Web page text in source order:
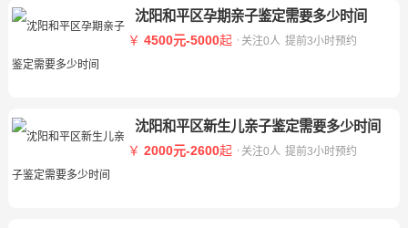
沈阳和平区孕期亲子鉴定需要多少时间
￥ 4500元-5000起 关注0人 提前3小时预约
沈阳和平区新生儿亲子鉴定需要多少时间
￥ 2000元-2600起 关注0人 提前3小时预约